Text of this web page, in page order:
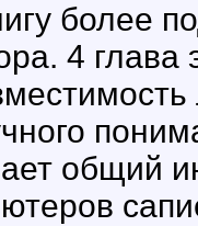
более
4 глава
общий